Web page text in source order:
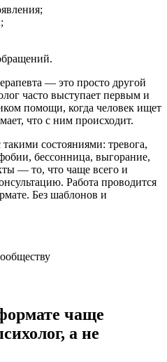
— это просто другой
часто выступает первым и
помощи, когда человек ищет
что с ним происходит.
состояниями: тревога,
бессонница, выгорание,
— то, что чаще всего и
Работа проводится
Без шаблонов и
чаще
а не